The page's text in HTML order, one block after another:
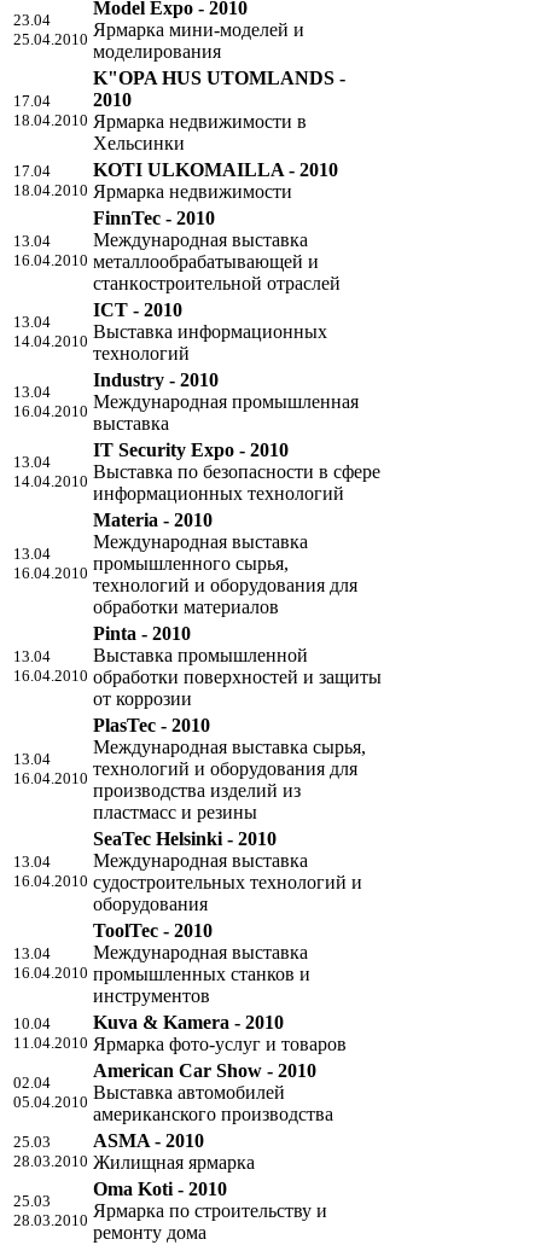
23.04
25.04.2010
Model Expo - 2010
Ярмарка мини-моделей и
моделирования
17.04
18.04.2010
K"OPA HUS UTOMLANDS -
2010
Ярмарка недвижимости в
Хельсинки
17.04
18.04.2010
KOTI ULKOMAILLA - 2010
Ярмарка недвижимости
13.04
16.04.2010
FinnTec - 2010
Международная выставка
мeтaллooбpaбaтывaющeй и
cтaнкocтpoитeльнoй oтpacлeй
13.04
14.04.2010
ICT - 2010
Выставка информационных
технологий
13.04
16.04.2010
Industry - 2010
Международная промышленная
выставка
13.04
14.04.2010
IT Security Expo - 2010
Выставка по безопасности в сфере
информационных технологий
13.04
16.04.2010
Materia - 2010
Международная выставка
промышленного сырья,
технологий и оборудования для
обработки материалов
13.04
16.04.2010
Pinta - 2010
Выставка промышленной
обработки поверхностей и защиты
от коррозии
13.04
16.04.2010
PlasTec - 2010
Международная выставка сырья,
технологий и оборудования для
производства изделий из
пластмасс и резины
13.04
16.04.2010
SeaTec Helsinki - 2010
Международная выставка
судостроительных технологий и
оборудования
13.04
16.04.2010
ToolTec - 2010
Международная выставка
промышленных станков и
инструментов
10.04
11.04.2010
Kuva & Kamera - 2010
Ярмарка фото-услуг и товаров
02.04
05.04.2010
American Car Show - 2010
Выставка автомобилей
американского производства
25.03
28.03.2010
ASMA - 2010
Жилищная ярмарка
25.03
28.03.2010
Oma Koti - 2010
Ярмарка по строительству и
ремонту дома